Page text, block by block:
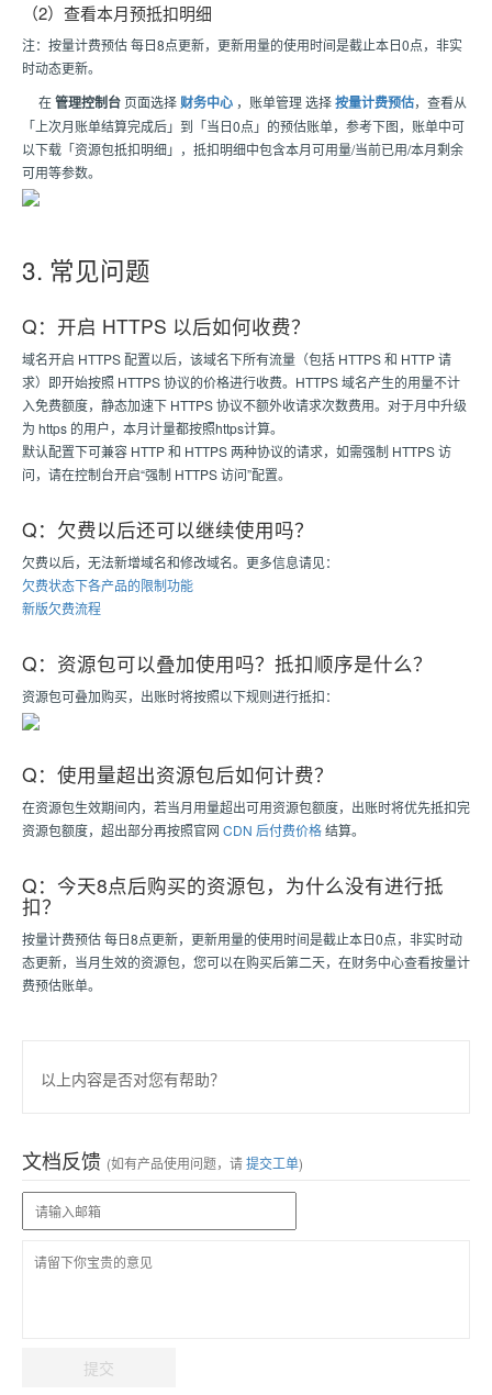
（2）查看本月预抵扣明细
注：按量计费预估 每日8点更新，更新用量的使用时间是截止本日0点，非实
时动态更新。
在管理控制台 页面选择财务中心 ，账单管理 选择按量计费预估，查看从
「上次月账单结算完成后」到「当日0点」的预估账单，参考下图，账单中可
以下载「资源包抵扣明细」，抵扣明细中包含本月可用量/当前已用/本月剩余
可用等参数。
3. 常见问题
Q：开启 HTTPS 以后如何收费？
域名开启 HTTPS 配置以后，该域名下所有流量（包括 HTTPS 和 HTTP 请
求）即开始按照 HTTPS 协议的价格进行收费。HTTPS 域名产生的用量不计
入免费额度，静态加速下 HTTPS 协议不额外收请求次数费用。对于月中升级
为 https 的用户，本月计量都按照https计算。
默认配置下可兼容 HTTP 和 HTTPS 两种协议的请求，如需强制 HTTPS 访
问，请在控制台开启“强制 HTTPS 访问”配置。
Q：欠费以后还可以继续使用吗？
欠费以后，无法新增域名和修改域名。更多信息请见：
欠费状态下各产品的限制功能
新版欠费流程
Q：资源包可以叠加使用吗？抵扣顺序是什么？
资源包可叠加购买，出账时将按照以下规则进行抵扣：
Q：使用量超出资源包后如何计费？
在资源包生效期间内，若当月用量超出可用资源包额度，出账时将优先抵扣完
资源包额度，超出部分再按照官网 CDN 后付费价格结算。
Q：今天8点后购买的资源包，为什么没有进行抵
扣？
按量计费预估 每日8点更新，更新用量的使用时间是截止本日0点，非实时动
态更新，当月生效的资源包，您可以在购买后第二天，在财务中心查看按量计
费预估账单。
以上内容是否对您有帮助？
文档反馈 (如有产品使用问题，请提交工单)
提交